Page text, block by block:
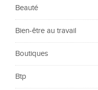
Beauté
Bien-être au travail
Boutiques
Btp